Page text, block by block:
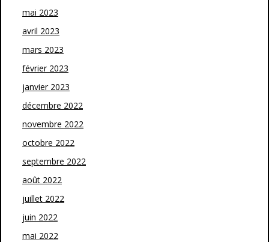
mai 2023
avril 2023
mars 2023
février 2023
janvier 2023
décembre 2022
novembre 2022
octobre 2022
septembre 2022
août 2022
juillet 2022
juin 2022
mai 2022